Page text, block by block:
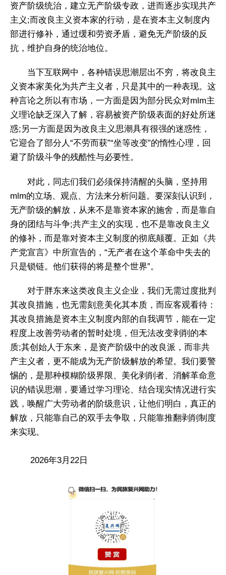
资产阶级统治，建立无产阶级专政，进而逐步实现共产
主义;而改良主义资本家的行动，是在资本主义制度内
部进行修补，通过缓和劳资矛盾，避免无产阶级的反
抗，维护自身的统治地位。
当下互联网中，各种错误思潮层出不穷，将改良主
义资本家美化为共产主义者，只是其中的一种表现。这
种言论之所以有市场，一方面是因为部分民众对mlm主
义理论缺乏深入了解，容易被资产阶级表面的好处所迷
惑;另一方面是因为改良主义思潮具有很强的迷惑性，
它迎合了部分人“不劳而获”“坐等改变”的惰性心理，回
避了阶级斗争的残酷性与必要性。
对此，同志们我们必须保持清醒的头脑，坚持用
mlm的立场、观点、方法来分析问题。要深刻认识到，
无产阶级的解放，从来不是靠资本家的施舍，而是靠自
身的团结与斗争;共产主义的实现，也不是靠改良主义
的修补，而是靠对资本主义制度的彻底颠覆。正如《共
产党宣言》中所宣告的，“无产者在这个革命中失去的
只是锁链。他们获得的将是整个世界”。
对于胖东来这类改良主义企业，我们无需过度批判
其改良措施，也无需刻意美化其本质，而应客观看待：
其改良措施是资本主义制度内部的自我调节，能在一定
程度上改善劳动者的暂时处境，但无法改变剥削的本
质;其创始人于东来，是资产阶级中的改良派，而非共
产主义者，更不能成为无产阶级解放的希望。我们要警
惕的，是那种模糊阶级界限、美化剥削者、消解革命意
识的错误思潮，要通过学习理论、结合现实情况进行实
践，唤醒广大劳动者的阶级意识，让他们明白，真正的
解放，只能靠自己的双手去争取，只能靠推翻剥削制度
来实现。
2026年3月22日